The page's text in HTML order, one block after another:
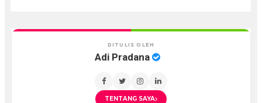
DITULIS OLEH
Adi Pradana
TENTANG SAYA